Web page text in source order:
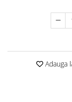
Bijuterii oțel
Colier / Pandantiv
Adauga